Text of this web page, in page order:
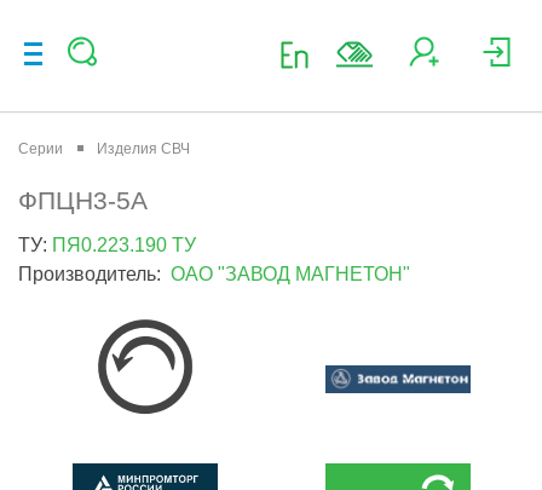
Серии Изделия СВЧ
ФПЦН3-5А
ТУ: ПЯ0.223.190 ТУ
Производитель: ОАО "ЗАВОД МАГНЕТОН"